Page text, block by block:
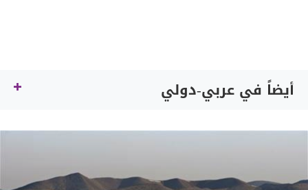
أيضاً في عربي-دولي